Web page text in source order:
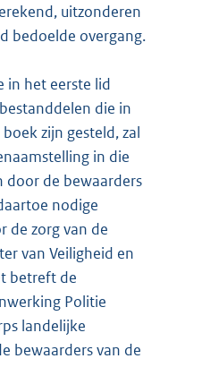
uitzonderen
bedoelde overgang.
in het eerste lid
die in
zijn gesteld, zal
in die
door de bewaarders
nodige
de zorg van de
van Veiligheid en
betreft de
Politie
landelijke
bewaarders van de